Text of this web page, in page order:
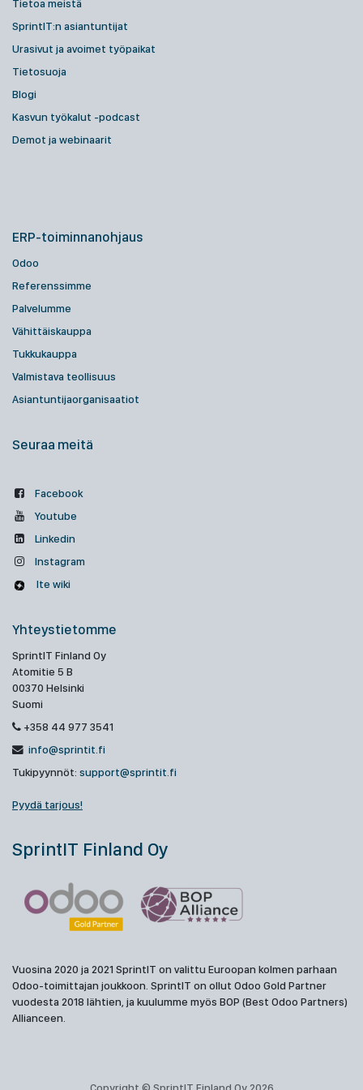
Tietoa meistä
SprintIT:n asiantuntijat
Urasivut ja avoimet työpaikat
Tietosuoja
Blogi
Kasvun työkalut -podcast
Demot ja webinaarit
ERP-toiminnanohjaus
Odoo
Referenssimme
Palvelumme
Vähittäiskauppa
Tukkukauppa
Valmistava teollisuus
Asiantuntijaorganisaatiot
Seuraa meitä
Facebook
Youtube
Linkedin
Instagram
Ite wiki
Yhteystietomme
SprintIT Finland Oy
Atomitie 5 B
00370 Helsinki
Suomi
+358 44 977 3541
info@sprintit.fi
Tukipyynnöt: support@sprintit.fi
Pyydä tarjous!
SprintIT Finland Oy
Vuosina 2020 ja 2021 SprintIT on valittu Euroopan kolmen parhaan
Odoo-toimittajan joukkoon. SprintIT on ollut Odoo Gold Partner
vuodesta 2018 lähtien, ja kuulumme myös BOP (Best Odoo Partners)
Allianceen.
Copyright © SprintIT Finland Oy 2026